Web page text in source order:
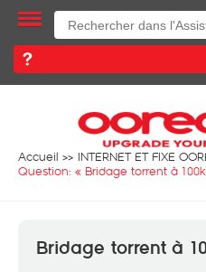
Accueil
INTERNET ET FIXE
Question: « Bridage torrent à
Bridage torrent à